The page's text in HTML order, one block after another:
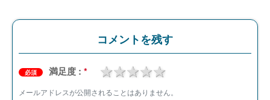
コメントを残す
必須 満足度 : * 4 stars
3 stars
2 stars
1 star
メールアドレスが公開されることはありません。